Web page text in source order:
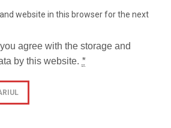
website in this browser for the next
agree with the storage and
by this website. *